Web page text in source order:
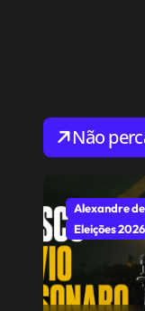
Não
Alexandre
Eleições 2026